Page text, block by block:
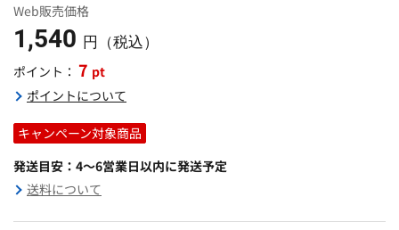
Web販売価格
1,540 円（税込）
ポイント： 7 pt
ポイントについて
キャンペーン対象商品
発送目安：4～6営業日以内に発送予定
送料について